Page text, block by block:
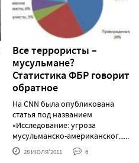
Все террористы –
мусульмане?
Статистика ФБР говорит
обратное
На CNN была опубликована
статья под названием
«Исследование: угроза
мусульманско-американског......
28 ИЮЛЯ'2011 6